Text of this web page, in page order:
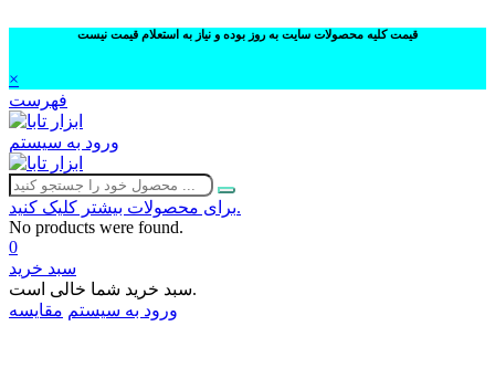
قیمت کلیه محصولات سایت به روز بوده و نیاز به استعلام قیمت نیست
×
فهرست
ورود به سیستم
برای محصولات بیشتر کلیک کنید.
No products were found.
0
سبد خرید
سبد خرید شما خالی است.
ورود به سیستم مقایسه